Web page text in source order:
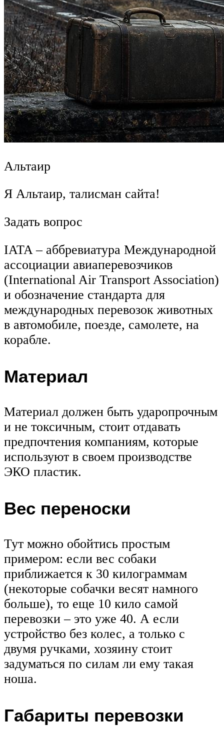
Альтаир
Я Альтаир, талисман сайта!
Задать вопрос
IATA – аббревиатура Международной
ассоциации авиаперевозчиков
(International Air Transport Association)
и обозначение стандарта для
международных перевозок животных
в автомобиле, поезде, самолете, на
корабле.
Материал
Материал должен быть ударопрочным
и не токсичным, стоит отдавать
предпочтения компаниям, которые
используют в своем производстве
ЭКО пластик.
Вес переноски
Тут можно обойтись простым
примером: если вес собаки
приближается к 30 килограммам
(некоторые собачки весят намного
больше), то еще 10 кило самой
перевозки – это уже 40. А если
устройство без колес, а только с
двумя ручками, хозяину стоит
задуматься по силам ли ему такая
ноша.
Габариты перевозки